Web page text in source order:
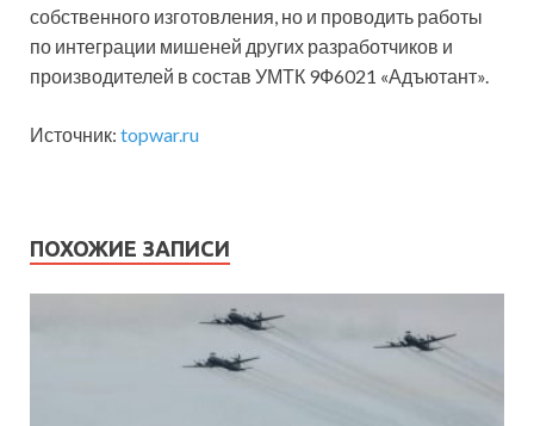
собственного изготовления, но и проводить работы
по интеграции мишеней других разработчиков и
производителей в состав УМТК 9Ф6021 «Адъютант».
Источник: topwar.ru
ПОХОЖИЕ ЗАПИСИ